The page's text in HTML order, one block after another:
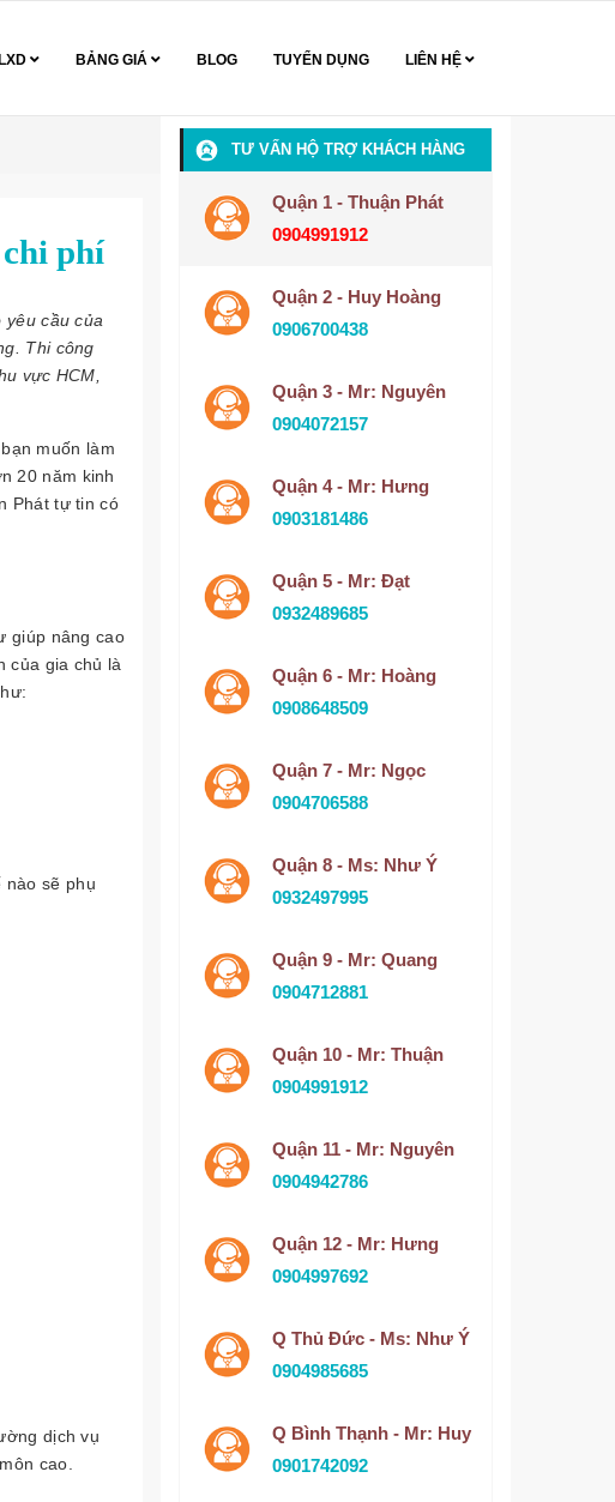
BẢNG GIÁ BLOG TUYỂN DỤNG LIÊN HỆ
phí
cầu của
Thi công
vực HCM,
muốn làm
20 năm kinh
Phát tự tin có
giúp nâng cao
của gia chủ là
sẽ phụ
dịch vụ
cao.
TƯ VẤN HỘ TRỢ KHÁCH HÀNG
Quận 1 - Thuận Phát
0904991912
Quận 2 - Huy Hoàng
0906700438
Quận 3 - Mr: Nguyên
0904072157
Quận 4 - Mr: Hưng
0903181486
Quận 5 - Mr: Đạt
0932489685
Quận 6 - Mr: Hoàng
0908648509
Quận 7 - Mr: Ngọc
0904706588
Quận 8 - Ms: Như Ý
0932497995
Quận 9 - Mr: Quang
0904712881
Quận 10 - Mr: Thuận
0904991912
Quận 11 - Mr: Nguyên
0904942786
Quận 12 - Mr: Hưng
0904997692
Q Thủ Đức - Ms: Như Ý
0904985685
Q Bình Thạnh - Mr: Huy
0901742092